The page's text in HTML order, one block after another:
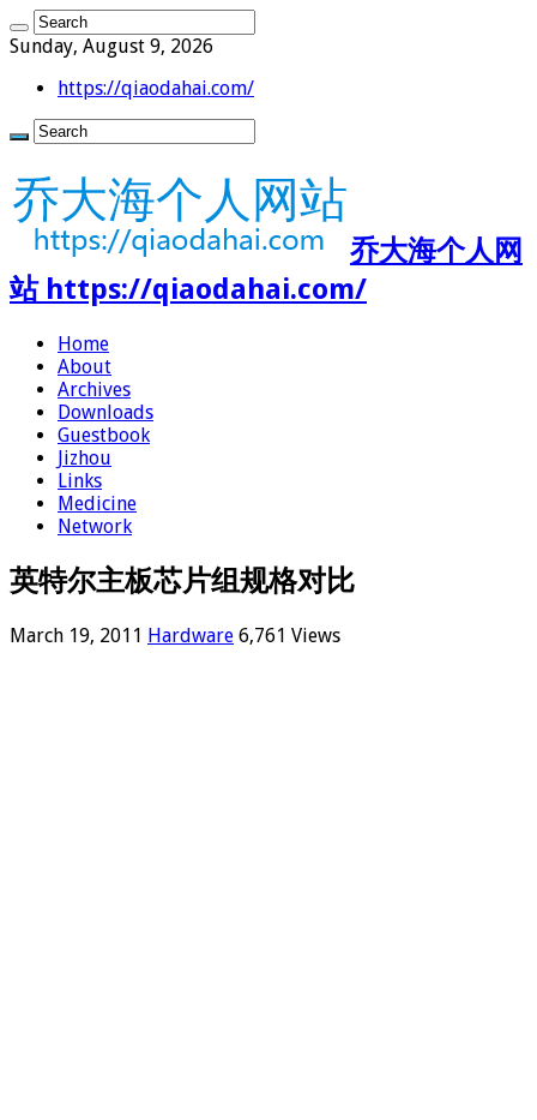
Sunday, August 9, 2026
https://qiaodahai.com/
乔大海个人网
站 https://qiaodahai.com/
Home
About
Archives
Downloads
Guestbook
Jizhou
Links
Medicine
Network
英特尔主板芯片组规格对比
March 19, 2011 Hardware 6,761 Views